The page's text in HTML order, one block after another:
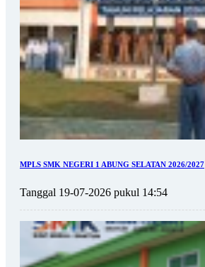
MPLS SMK NEGERI 1 ABUNG SELATAN 2026/2027
Tanggal 19-07-2026 pukul 14:54